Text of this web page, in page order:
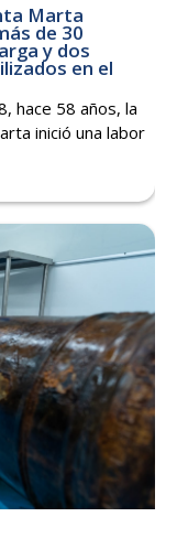
Marta
de 30
y dos
en el
hace 58 años, la
inició una labor